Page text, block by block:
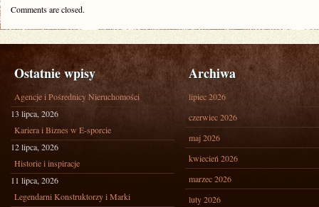
Comments are closed.
Ostatnie wpisy
Agencje i Pośrednicy Nieruchomości
13 lipca, 2026
Kariera i Biznes w E-sporcie
12 lipca, 2026
Historie i inspiracje
11 lipca, 2026
Legendarni Konstruktorzy i Marki
Archiwa
lipiec 2026
czerwiec 2026
maj 2026
kwiecień 2026
marzec 2026
luty 2026